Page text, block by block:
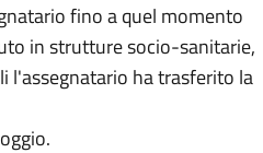
fino a quel momento
in strutture socio-sanitarie,
l'assegnatario ha trasferito la